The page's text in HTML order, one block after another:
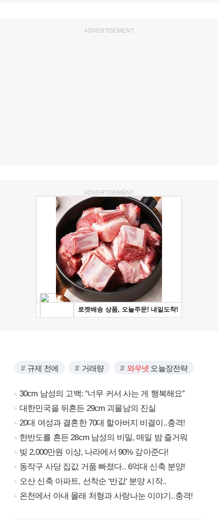
ADVERTISEMENT
ADVERTISEMENT
규제 전에 거래량 와우넷 오늘장전략
30cm 남성의 고백: “너무 커서 사는 게 행복해요”
대한민국을 뒤흔든 29cm 괴물남의 진실
20대 여성과 결혼한 70대 할아버지 비결이..충격!
한반도를 흔든 28cm 남성의 비밀, 매일 밤 즐거워
빚 2,000만원 이상, 나라에서 90% 갚아준다!
동작구 사당 집값 거품 빠졌다.. 6억대 신축 분양!
오산 신축 아파트, 선착순 ‘반값’ 분양 시작..
온천에서 아내 몰래 처형과 사랑나눈 이야기..충격!